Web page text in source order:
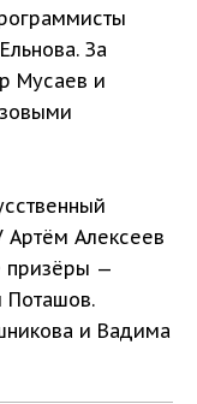
За
Мусаев и
Артём Алексеев
призёры —
Поташов.
и Вадима